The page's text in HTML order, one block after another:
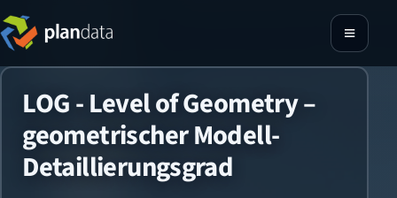
LOG - Level of Geometry –
geometrischer Modell-
Detaillierungsgrad